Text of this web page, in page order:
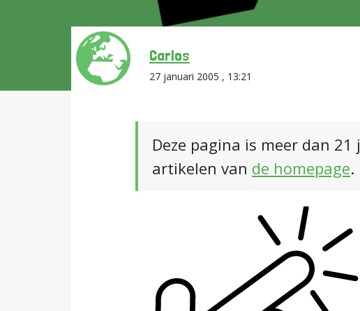
Carlos
27 januari 2005 , 13:21
Deze pagina is meer dan
artikelen van de homepage.